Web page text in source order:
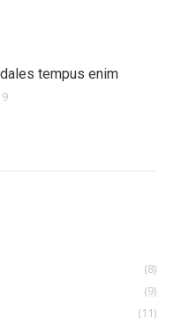
tempus enim
(8)
(9)
(11)